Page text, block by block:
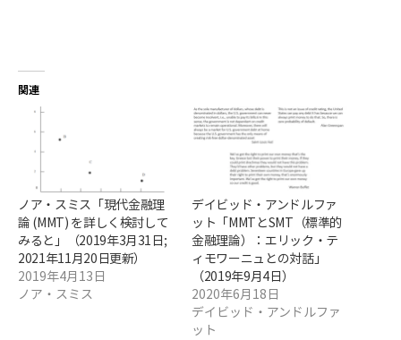
関連
ノア・スミス「現代金融理
論 (MMT) を詳しく検討して
みると」（2019年3月31日;
2021年11月20日更新）
2019年4月13日
ノア・スミス
デイビッド・アンドルファ
ット「MMTとSMT（標準的
金融理論）：エリック・テ
ィモワーニュとの対話」
（2019年9月4日）
2020年6月18日
デイビッド・アンドルファ
ット